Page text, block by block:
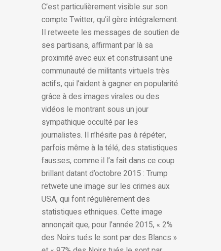
C’est particulièrement visible sur son
compte Twitter, qu’il gère intégralement.
Il retweete les messages de soutien de
ses partisans, affirmant par là sa
proximité avec eux et construisant une
communauté de militants virtuels très
actifs, qui l’aident à gagner en popularité
grâce à des images virales ou des
vidéos le montrant sous un jour
sympathique occulté par les
journalistes. Il n’hésite pas à répéter,
parfois même à la télé, des statistiques
fausses, comme il l’a fait dans ce coup
brillant datant d’octobre 2015 : Trump
retwete une image sur les crimes aux
USA, qui font régulièrement des
statistiques ethniques. Cette image
annonçait que, pour l’année 2015, « 2%
des Noirs tués le sont par des Blancs »